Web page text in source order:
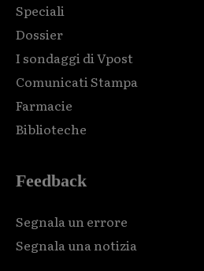
Speciali
Dossier
I sondaggi di Vpost
Comunicati Stampa
Farmacie
Biblioteche
Feedback
Segnala un errore
Segnala una notizia